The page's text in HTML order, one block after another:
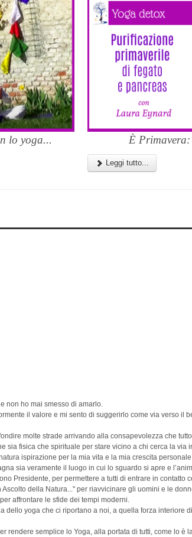
lo yoga... È
Leggi tutto...
non ho mai smesso di amarlo.
il valore e mi sento di suggerirlo come via verso il
molte strade arrivando alla consapevolezza che
sia fisica che spirituale per stare vicino a chi cerca la via
ispirazione per la mia vita e la mia crescita
sia veramente il luogo in cui lo sguardo si apre e
Presidente, per permettere a tutti di entrare in contatto
della Natura..." per riavvicinare gli uomini e le
affrontare le sfide dei tempi moderni.
dello yoga che ci riportano a noi, a quella forza interiore
rendere semplice lo Yoga, alla portata di tutti, come lo è